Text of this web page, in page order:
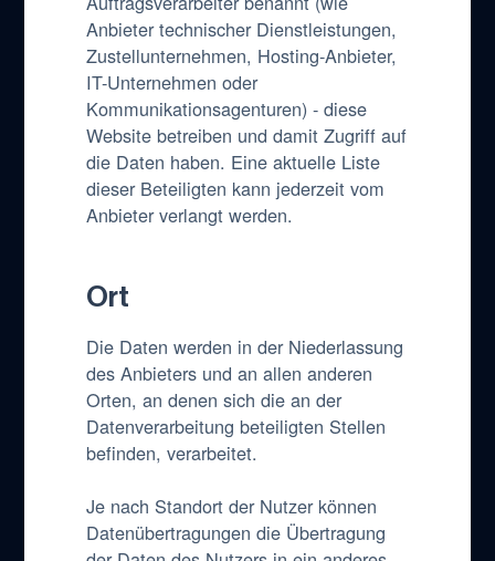
Anbieter technischer Dienstleistungen,
Zustellunternehmen, Hosting-Anbieter,
IT-Unternehmen oder
Kommunikationsagenturen) - diese
Website betreiben und damit Zugriff auf
die Daten haben. Eine aktuelle Liste
dieser Beteiligten kann jederzeit vom
Anbieter verlangt werden.
Ort
Die Daten werden in der Niederlassung
des Anbieters und an allen anderen
Orten, an denen sich die an der
Datenverarbeitung beteiligten Stellen
befinden, verarbeitet.
Je nach Standort der Nutzer können
Datenübertragungen die Übertragung